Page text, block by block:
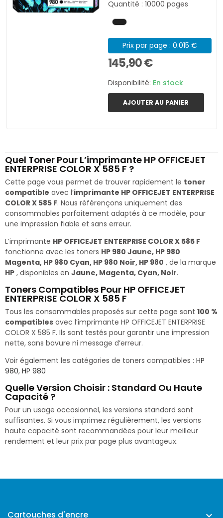
Quantité : 10000 pages
Prix par page : 0.015 €
145,90 €
Disponibilité: En stock
AJOUTER AU PANIER
Quel Toner Pour L’imprimante HP OFFICEJET
ENTERPRISE COLOR X 585 F ?
Cette page vous permet de trouver rapidement le toner
compatible avec l’imprimante HP OFFICEJET ENTERPRISE
COLOR X 585 F. Nous référençons uniquement des
consommables parfaitement adaptés à ce modèle, pour
une impression fiable et sans erreur.
L’imprimante HP OFFICEJET ENTERPRISE COLOR X 585 F
fonctionne avec les toners HP 980 Jaune, HP 980
Magenta, HP 980 Cyan, HP 980 Noir, HP 980 , de la marque
HP , disponibles en Jaune, Magenta, Cyan, Noir.
Toners Compatibles Pour HP OFFICEJET
ENTERPRISE COLOR X 585 F
Tous les consommables proposés sur cette page sont 100 %
compatibles avec l’imprimante HP OFFICEJET ENTERPRISE
COLOR X 585 F. Ils sont testés pour garantir une impression
nette, sans bavure ni message d’erreur.
Voir également les catégories de toners compatibles : HP
980, HP 980
Quelle Version Choisir : Standard Ou Haute
Capacité ?
Pour un usage occasionnel, les versions standard sont
suffisantes. Si vous imprimez régulièrement, les versions
haute capacité sont recommandées pour leur meilleur
rendement et leur prix par page plus avantageux.
Cartouches d'encre 